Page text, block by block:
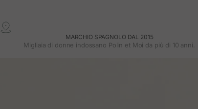
Un buon tacco non deve far
Perfette per occasioni speciali,
MARCHIO SPAGNOLO DAL 2015
Migliaia di donne indossano Polin et Moi da più di 10 anni.